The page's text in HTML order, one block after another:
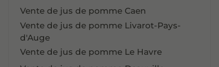
Vente de jus de pomme Caen
Vente de jus de pomme Livarot-Pays-
d'Auge
Vente de jus de pomme Le Havre